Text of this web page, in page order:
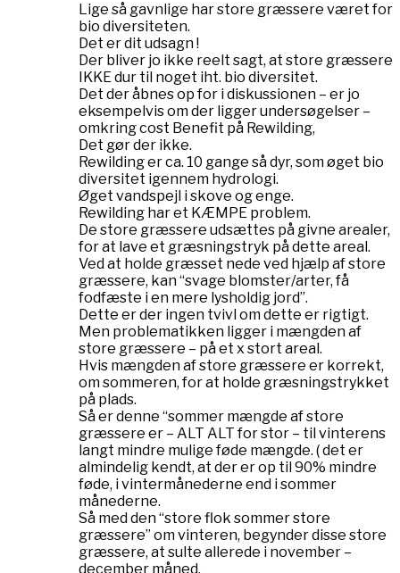
Lige så gavnlige har store græssere været for
bio diversiteten.
Det er dit udsagn !
Der bliver jo ikke reelt sagt, at store græssere
IKKE dur til noget iht. bio diversitet.
Det der åbnes op for i diskussionen – er jo
eksempelvis om der ligger undersøgelser –
omkring cost Benefit på Rewilding,
Det gør der ikke.
Rewilding er ca. 10 gange så dyr, som øget bio
diversitet igennem hydrologi.
Øget vandspejl i skove og enge.
Rewilding har et KÆMPE problem.
De store græssere udsættes på givne arealer,
for at lave et græsningstryk på dette areal.
Ved at holde græsset nede ved hjælp af store
græssere, kan “svage blomster/arter, få
fodfæste i en mere lysholdig jord”.
Dette er der ingen tvivl om dette er rigtigt.
Men problematikken ligger i mængden af
store græssere – på et x stort areal.
Hvis mængden af store græssere er korrekt,
om sommeren, for at holde græsningstrykket
på plads.
Så er denne “sommer mængde af store
græssere er – ALT ALT for stor – til vinterens
langt mindre mulige føde mængde. ( det er
almindelig kendt, at der er op til 90% mindre
føde, i vintermånederne end i sommer
månederne.
Så med den “store flok sommer store
græssere” om vinteren, begynder disse store
græssere, at sulte allerede i november –
december måned.